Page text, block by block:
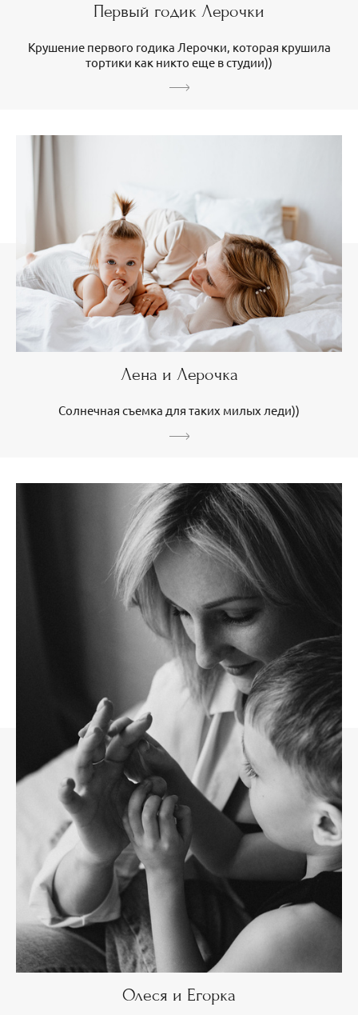
Первый годик Лерочки
Крушение первого годика Лерочки, которая крушила
тортики как никто еще в студии))
Лена и Лерочка
Солнечная съемка для таких милых леди))
Олеся и Егорка